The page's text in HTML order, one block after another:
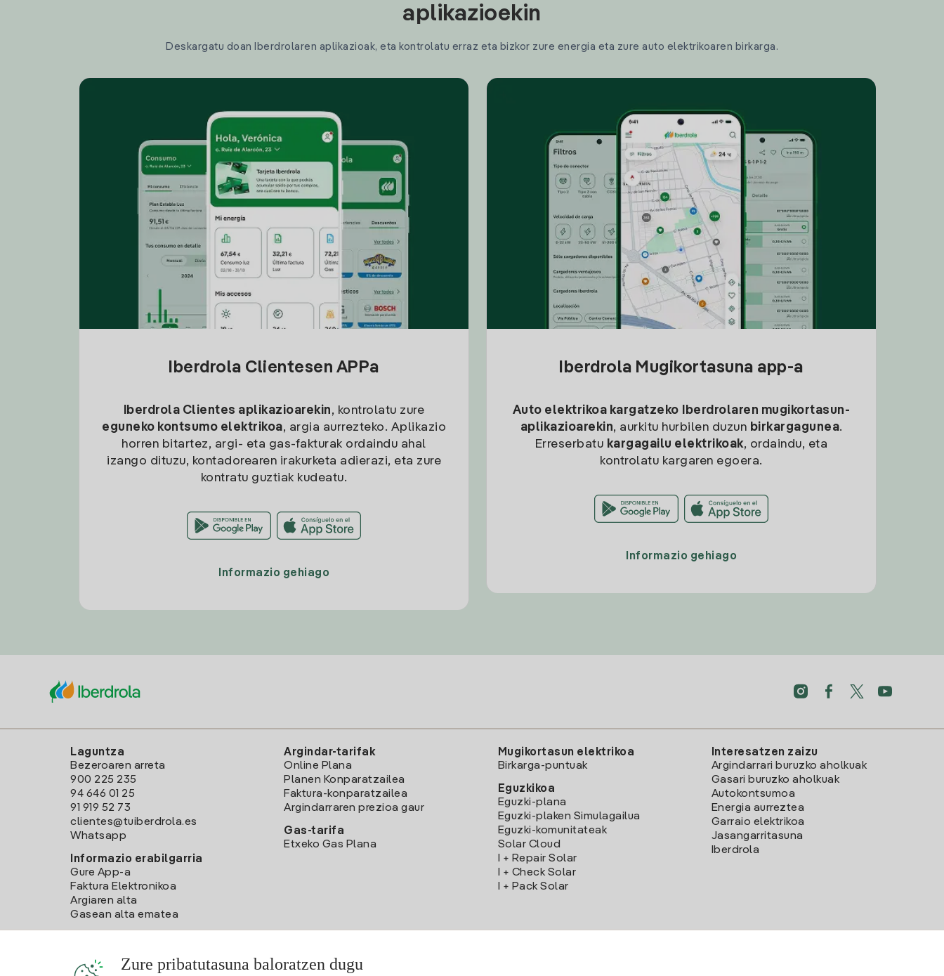
aplikazioekin
Deskargatu doan Iberdrolaren aplikazioak, eta kontrolatu erraz eta bizkor zure energia eta zure auto elektrikoaren birkarga.
Iberdrola Clientesen APPa
Iberdrola Clientes aplikazioarekin, kontrolatu zure
eguneko kontsumo elektrikoa, argia aurrezteko. Aplikazio
horren bitartez, argi- eta gas-fakturak ordaindu ahal
izango dituzu, kontadorearen irakurketa adierazi, eta zure
kontratu guztiak kudeatu.
Informazio gehiago
Iberdrola Mugikortasuna app-a
Auto elektrikoa kargatzeko
Iberdrolaren mugikortasun-
aplikazioarekin, aurkitu hurbilen duzun birkargagunea.
Erreserbatu kargagailu elektrikoak, ordaindu, eta
kontrolatu kargaren egoera.
Informazio gehiago
Laguntza
Bezeroaren arreta
900 225 235
94 646 01 25
91 919 52 73
clientes@tuiberdrola.es
Whatsapp
Informazio erabilgarria
Gure App-a
Faktura Elektronikoa
Argiaren alta
Gasean alta ematea
Argindar-tarifak
Online Plana
Planen Konparatzailea
Faktura-konparatzailea
Argindarraren prezioa gaur
Gas-tarifa
Etxeko Gas Plana
Mugikortasun elektrikoa
Birkarga-puntuak
Eguzkikoa
Eguzki-plana
Eguzki-plaken Simulagailua
Eguzki-komunitateak
Solar Cloud
I + Repair Solar
I + Check Solar
I + Pack Solar
Interesatzen zaizu
Argindarrari buruzko aholkuak
Gasari buruzko aholkuak
Autokontsumoa
Energia aurreztea
Garraio elektrikoa
Jasangarritasuna
Iberdrola
Zure pribatutasuna baloratzen dugu